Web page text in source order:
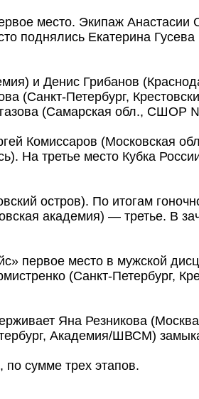
место. Экипаж
поднялись Екатерина
и Денис Грибанов
Петербург,
(Самарская обл., СШОР
Комиссаров (Московская
На третье место Кубка
остров). По итогам
академия) — третье. В
первое место в мужской
(Санкт-Петербург,
Яна Резникова
Академия/ШВСМ)
сумме трех этапов.